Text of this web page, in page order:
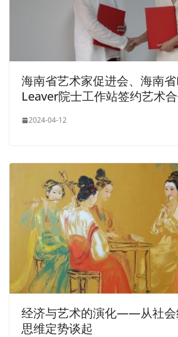
海南省艺术家促进会、海南
Leaver院士工作站签约艺术
2024-04-12
经济与艺术的演化——从社会
思维定势谈起